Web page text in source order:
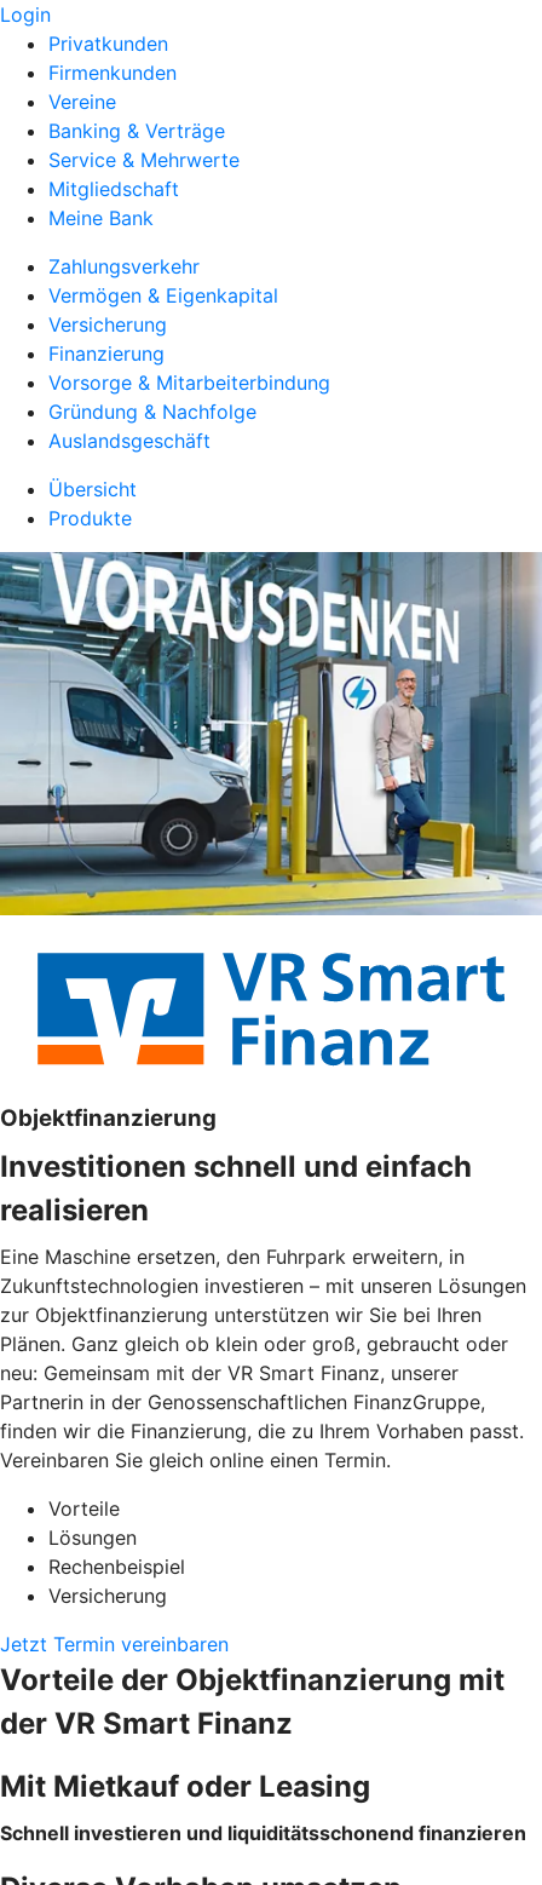
Login
Privatkunden
Firmenkunden
Vereine
Banking & Verträge
Service & Mehrwerte
Mitgliedschaft
Meine Bank
Zahlungsverkehr
Vermögen & Eigenkapital
Versicherung
Finanzierung
Vorsorge & Mitarbeiterbindung
Gründung & Nachfolge
Auslandsgeschäft
Übersicht
Produkte
Objektfinanzierung
Investitionen schnell und einfach
realisieren
Eine Maschine ersetzen, den Fuhrpark erweitern, in
Zukunftstechnologien investieren – mit unseren Lösungen
zur Objektfinanzierung unterstützen wir Sie bei Ihren
Plänen. Ganz gleich ob klein oder groß, gebraucht oder
neu: Gemeinsam mit der VR Smart Finanz, unserer
Partnerin in der Genossenschaftlichen FinanzGruppe,
finden wir die Finanzierung, die zu Ihrem Vorhaben passt.
Vereinbaren Sie gleich online einen Termin.
Vorteile
Lösungen
Rechenbeispiel
Versicherung
Jetzt Termin vereinbaren
Vorteile der Objektfinanzierung mit
der VR Smart Finanz
Mit Mietkauf oder Leasing
Schnell investieren und liquiditätsschonend finanzieren